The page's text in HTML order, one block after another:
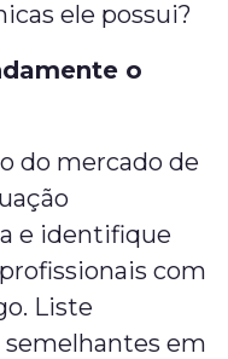
ele possui?
o
do mercado de
e identifique
com
Liste
em